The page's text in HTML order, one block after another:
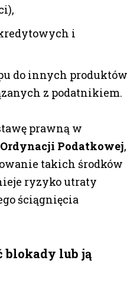
i
do innych produktów
z podatnikiem.
prawną w
Podatkowej,
takich środków
ryzyko utraty
ściągnięcia
blokady lub ją